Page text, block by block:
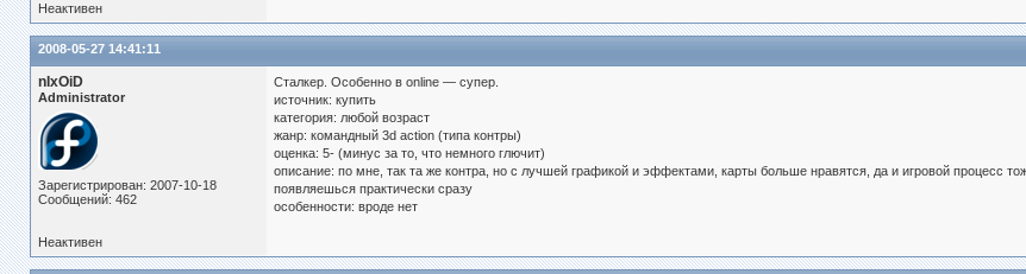
Неактивен
2008-05-27 14:41:11
nIxOiD
Administrator
Зарегистрирован: 2007-10-18
Сообщений: 462
Сталкер. Особенно в online — супер.
источник: купить
категория: любой возраст
жанр: командный 3d action (типа контры)
оценка: 5- (минус за то, что немного глючит)
описание: по мне, так та же контра, но с лучшей графикой и эффектами, карты больше нравятся, да и игровой процесс
появляешься практически сразу
особенности: вроде нет
Неактивен